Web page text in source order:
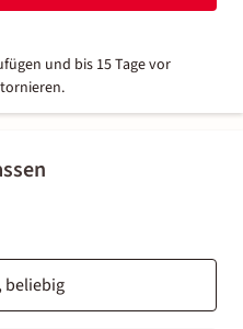
und bis 15 Tage vor